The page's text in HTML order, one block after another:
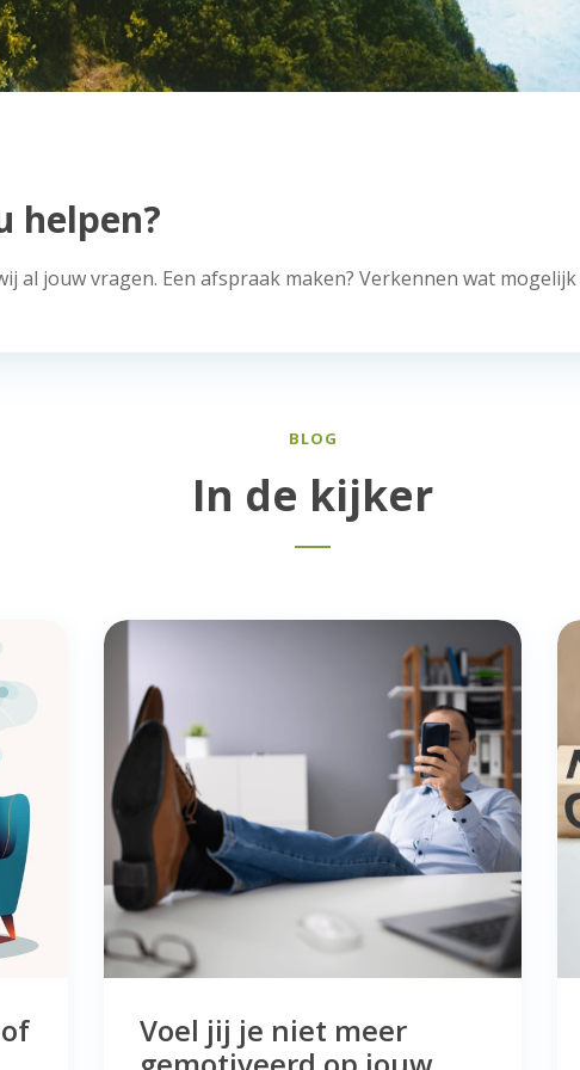
helpen?
al jouw vragen. Een afspraak maken? Verkennen wat mogelijk
BLOG
In de kijker
Voel jij je niet meer